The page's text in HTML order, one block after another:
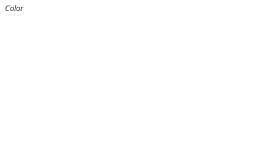
Color